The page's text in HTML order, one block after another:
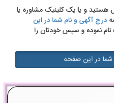
هستید و یا یک کلینیک مشاوره یا
درج آگهی و نام شما در این
نموده و سپس خودتان را
شما در این صفحه